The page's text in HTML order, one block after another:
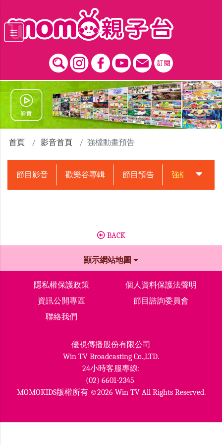
首頁 影音首頁 強檔動畫預告
節目影音 歡樂谷專輯 節目預告 強檔動畫預告
BACK
顯示網站地圖
隱私權保護政策
個人資料保護法聲明
資訊公開專區
節目諮詢委員會
聯絡我們
優視傳播股份有限公司
Win TV Broadcasting Co.,LTD.
24小時客服專線:
(02) 6601-2345
MOMOKIDS版權所有 ©2026 Win TV All Rights Reserved.